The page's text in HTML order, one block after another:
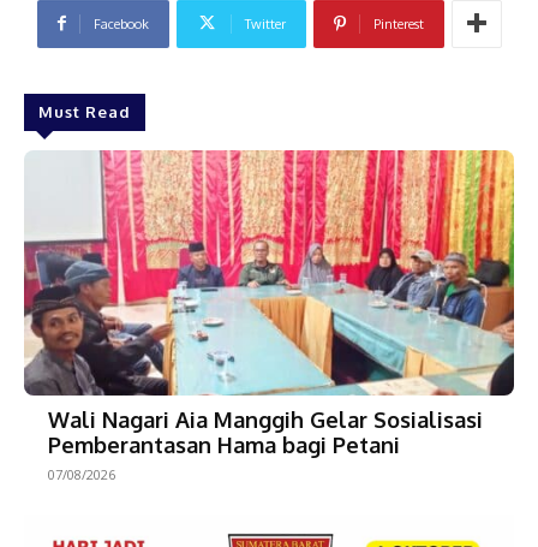
Facebook Twitter Pinterest
Must Read
Wali Nagari Aia Manggih Gelar Sosialisasi
Pemberantasan Hama bagi Petani
07/08/2026